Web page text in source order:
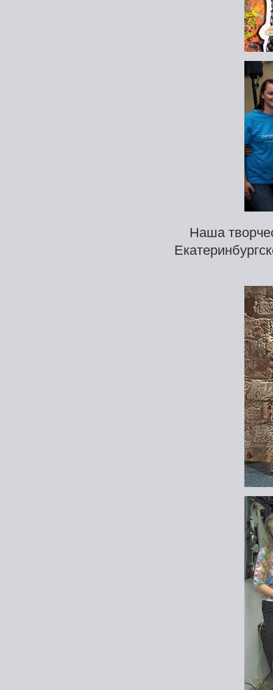
Наша